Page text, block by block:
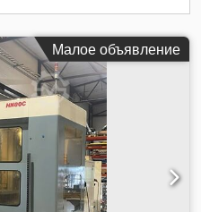
Малое объявление